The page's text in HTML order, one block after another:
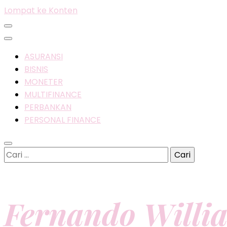
Lompat ke Konten
ASURANSI
BISNIS
MONETER
MULTIFINANCE
PERBANKAN
PERSONAL FINANCE
Cari
untuk:
Fernando